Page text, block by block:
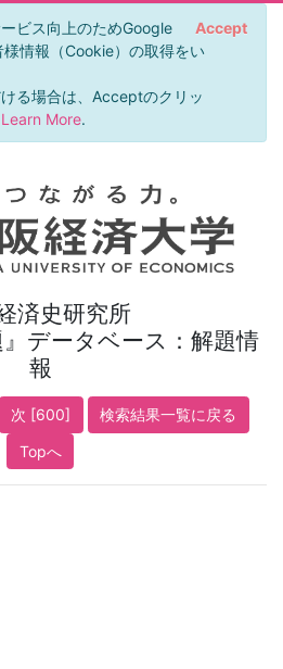
ビス向上のためGoogle
情報（Cookie）の取得をい
る場合は、Acceptのクリッ
Learn More.
Accept
済史研究所
』データベース：解題情
報
次 [600]
検索結果一覧に戻る
Topへ